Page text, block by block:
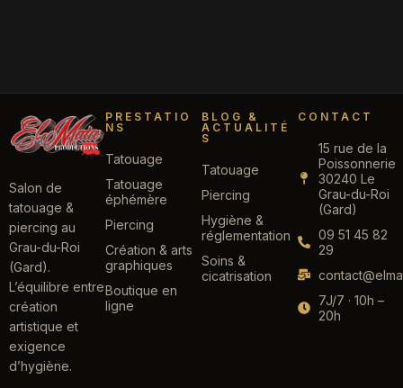
Salon de
tatouage &
piercing au
Grau-du-Roi
(Gard).
L’équilibre entre
création
artistique et
exigence
d’hygiène.
PRESTATIO
NS
Tatouage
Tatouage
éphémère
Piercing
Création & arts
graphiques
Boutique en
ligne
BLOG &
ACTUALITÉ
S
Tatouage
Piercing
Hygiène &
réglementation
Soins &
cicatrisation
CONTACT
15 rue de la
Poissonnerie
30240 Le
Grau-du-Roi
(Gard)
09 51 45 82
29
7J/7 · 10h –
20h